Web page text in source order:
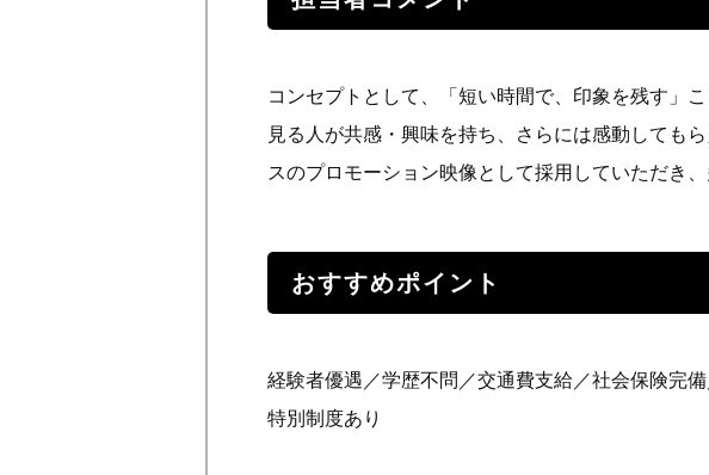
コンセプトとして、「短い時間で、印象を残す」
見る人が共感・興味を持ち、さらには感動しても
スのプロモーション映像として採用していただき
おすすめポイント
経験者優遇／学歴不問／交通費支給／社会保険完
特別制度あり